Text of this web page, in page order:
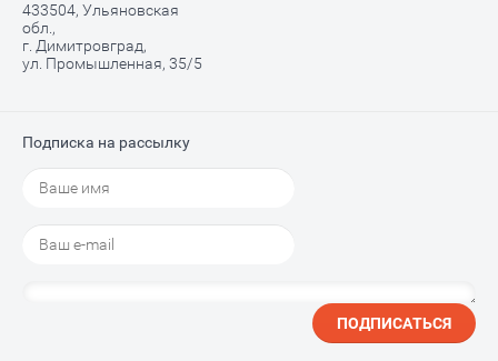
433504, Ульяновская
обл.,
г. Димитровград,
ул. Промышленная, 35/5
Подписка на рассылку
ПОДПИСАТЬСЯ